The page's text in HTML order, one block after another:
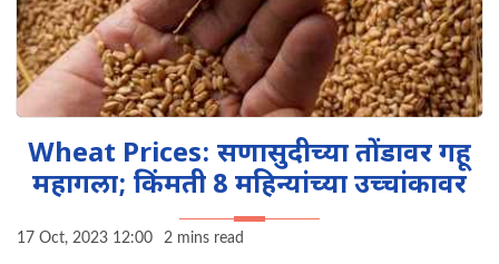
Wheat Prices: सणासुदीच्या तोंडावर गहू
महागला; किंमती 8 महिन्यांच्या उच्चांकावर
17 Oct, 2023 12:00 2 mins read